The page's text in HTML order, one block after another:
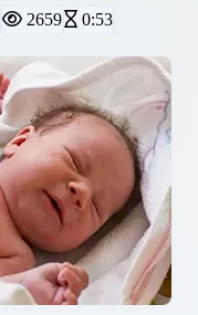
2659 0:53